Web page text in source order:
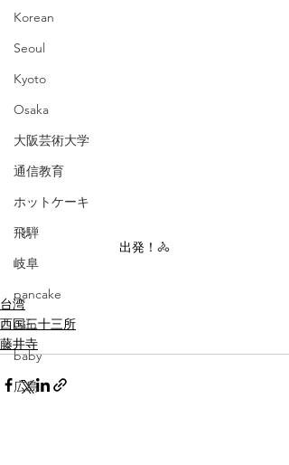
Korean
Seoul
Kyoto
Osaka
大阪芸術大学
通信教育
ホットケーキ
飛騨
岐阜
pancake
Gifu
baby
広島
出発！🚴
台湾
西国三十三所
藤井寺